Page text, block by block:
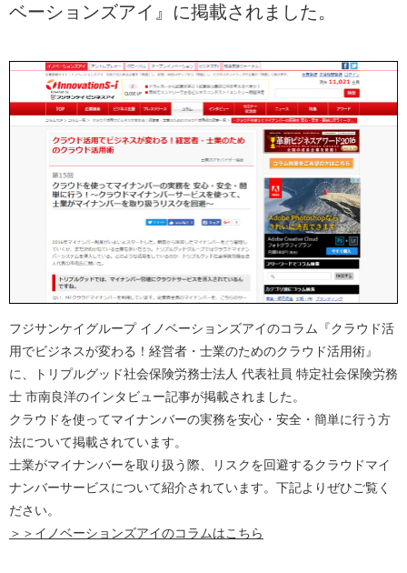
ベーションズアイ』に掲載されました。
フジサンケイグループ イノベーションズアイのコラム『クラウド活
用でビジネスが変わる！経営者・士業のためのクラウド活用術』
に、トリプルグッド社会保険労務士法人 代表社員 特定社会保険労務
士 市南良洋のインタビュー記事が掲載されました。
クラウドを使ってマイナンバーの実務を安心・安全・簡単に行う方
法について掲載されています。
士業がマイナンバーを取り扱う際、リスクを回避するクラウドマイ
ナンバーサービスについて紹介されています。下記よりぜひご覧く
ださい。
＞＞イノベーションズアイのコラムはこちら